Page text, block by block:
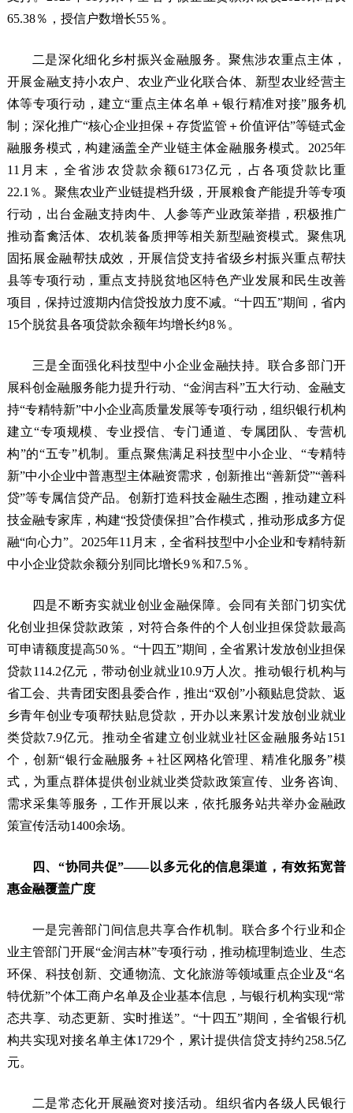
65.38％，授信户数增长55％。
二是深化细化乡村振兴金融服务。聚焦涉农重点主体，
开展金融支持小农户、农业产业化联合体、新型农业经营主
体等专项行动，建立“重点主体名单＋银行精准对接”服务机
制；深化推广“核心企业担保＋存货监管＋价值评估”等链式金
融服务模式，构建涵盖全产业链主体金融服务模式。2025年
11月末，全省涉农贷款余额6173亿元，占各项贷款比重
22.1％。聚焦农业产业链提档升级，开展粮食产能提升等专项
行动，出台金融支持肉牛、人参等产业政策举措，积极推广
推动畜禽活体、农机装备质押等相关新型融资模式。聚焦巩
固拓展金融帮扶成效，开展信贷支持省级乡村振兴重点帮扶
县等专项行动，重点支持脱贫地区特色产业发展和民生改善
项目，保持过渡期内信贷投放力度不减。“十四五”期间，省内
15个脱贫县各项贷款余额年均增长约8％。
三是全面强化科技型中小企业金融扶持。联合多部门开
展科创金融服务能力提升行动、“金润吉科”五大行动、金融支
持“专精特新”中小企业高质量发展等专项行动，组织银行机构
建立“专项规模、专业授信、专门通道、专属团队、专营机
构”的“五专”机制。重点聚焦满足科技型中小企业、“专精特
新”中小企业中普惠型主体融资需求，创新推出“善新贷”“善科
贷”等专属信贷产品。创新打造科技金融生态圈，推动建立科
技金融专家库，构建“投贷债保担”合作模式，推动形成多方促
融“向心力”。2025年11月末，全省科技型中小企业和专精特新
中小企业贷款余额分别同比增长9％和7.5％。
四是不断夯实就业创业金融保障。会同有关部门切实优
化创业担保贷款政策，对符合条件的个人创业担保贷款最高
可申请额度提高50％。“十四五”期间，全省累计发放创业担保
贷款114.2亿元，带动创业就业10.9万人次。推动银行机构与
省工会、共青团安图县委合作，推出“双创”小额贴息贷款、返
乡青年创业专项帮扶贴息贷款，开办以来累计发放创业就业
类贷款7.9亿元。推动全省建立创业就业社区金融服务站151
个，创新“银行金融服务＋社区网格化管理、精准化服务”模
式，为重点群体提供创业就业类贷款政策宣传、业务咨询、
需求采集等服务，工作开展以来，依托服务站共举办金融政
策宣传活动1400余场。
四、“协同共促”——以多元化的信息渠道，有效拓宽普
惠金融覆盖广度
一是完善部门间信息共享合作机制。联合多个行业和企
业主管部门开展“金润吉林”专项行动，推动梳理制造业、生态
环保、科技创新、交通物流、文化旅游等领域重点企业及“名
特优新”个体工商户名单及企业基本信息，与银行机构实现“常
态共享、动态更新、实时推送”。“十四五”期间，全省银行机
构共实现对接名单主体1729个，累计提供信贷支持约258.5亿
元。
二是常态化开展融资对接活动。组织省内各级人民银行